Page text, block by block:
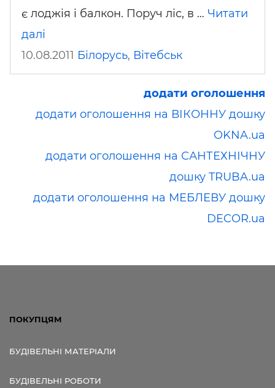
є лоджія і балкон. Поруч ліс, в … Читати
далі
10.08.2011 Білорусь, Вітебськ
додати оголошення
додати оголошення на ВІКОННУ дошку
OKNA.ua
додати оголошення на САНТЕХНІЧНУ
дошку TRUBA.ua
додати оголошення на МЕБЛЕВУ дошку
DECOR.ua
ПОКУПЦЯМ
БУДІВЕЛЬНІ МАТЕРІАЛИ
БУДІВЕЛЬНІ РОБОТИ